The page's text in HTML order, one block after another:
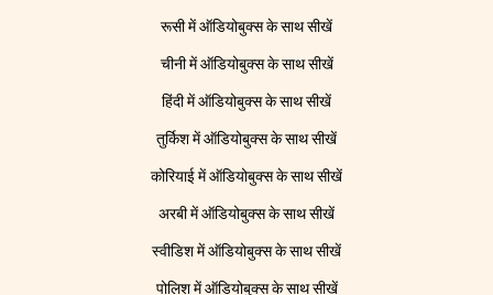
रूसी में ऑडियोबुक्स के साथ सीखें
चीनी में ऑडियोबुक्स के साथ सीखें
हिंदी में ऑडियोबुक्स के साथ सीखें
तुर्किश में ऑडियोबुक्स के साथ सीखें
कोरियाई में ऑडियोबुक्स के साथ सीखें
अरबी में ऑडियोबुक्स के साथ सीखें
स्वीडिश में ऑडियोबुक्स के साथ सीखें
पोलिश में ऑडियोबुक्स के साथ सीखें